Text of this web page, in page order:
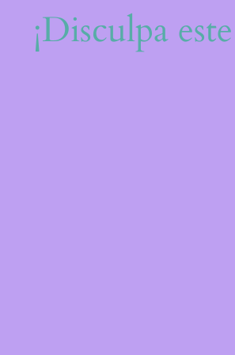
¡Disculpa